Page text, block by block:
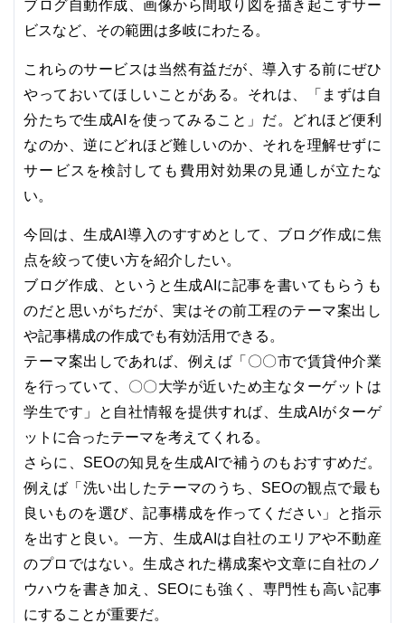
ブログ自動作成、画像から間取り図を描き起こすサー
ビスなど、その範囲は多岐にわたる。
これらのサービスは当然有益だが、導入する前にぜひ
やっておいてほしいことがある。それは、「まずは自
分たちで生成AIを使ってみること」だ。どれほど便利
なのか、逆にどれほど難しいのか、それを理解せずに
サービスを検討しても費用対効果の見通しが立たな
い。
今回は、生成AI導入のすすめとして、ブログ作成に焦
点を絞って使い方を紹介したい。
ブログ作成、というと生成AIに記事を書いてもらうも
のだと思いがちだが、実はその前工程のテーマ案出し
や記事構成の作成でも有効活用できる。
テーマ案出しであれば、例えば「〇〇市で賃貸仲介業
を行っていて、〇〇大学が近いため主なターゲットは
学生です」と自社情報を提供すれば、生成AIがターゲ
ットに合ったテーマを考えてくれる。
さらに、SEOの知見を生成AIで補うのもおすすめだ。
例えば「洗い出したテーマのうち、SEOの観点で最も
良いものを選び、記事構成を作ってください」と指示
を出すと良い。一方、生成AIは自社のエリアや不動産
のプロではない。生成された構成案や文章に自社のノ
ウハウを書き加え、SEOにも強く、専門性も高い記事
にすることが重要だ。